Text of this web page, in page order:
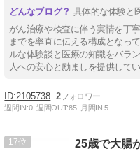
具体的な体験と
がん治療や検査に伴う実情を丁
までを率直に伝える構成となっ
ルな体験談と医療の知識をバラ
人への安心と励ましを提供してい
2105738 2
週間IN:0 週間OUT:85 月間IN:5
17 25歳で大腸